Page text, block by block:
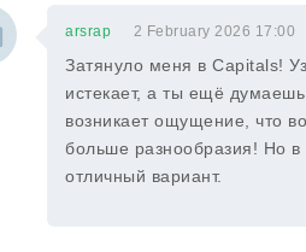
arsrap 2 February 2026 17:00
Затянуло меня в Capitals!
истекает, а ты ещё
возникает ощущение, что
больше разнообразия! Но в
отличный вариант.